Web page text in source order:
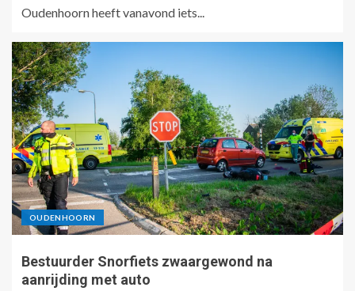
Oudenhoorn heeft vanavond iets...
OUDENHOORN
Bestuurder Snorfiets zwaargewond na
aanrijding met auto